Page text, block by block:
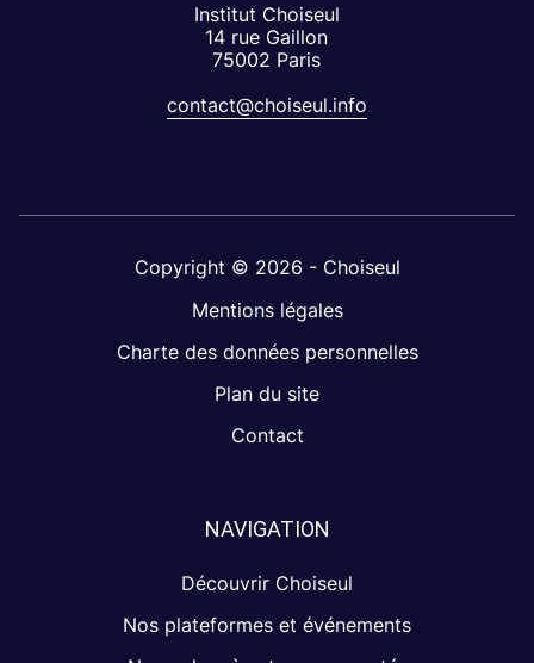
Institut Choiseul
14 rue Gaillon
75002 Paris
contact@choiseul.info
Copyright © 2026 - Choiseul
Mentions légales
Charte des données personnelles
Plan du site
Contact
NAVIGATION
Découvrir Choiseul
Nos plateformes et événements